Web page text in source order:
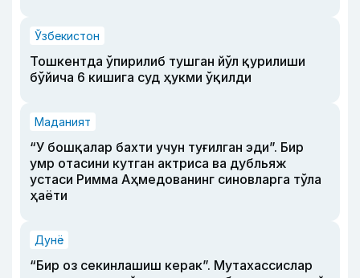
Ўзбекистон
Тошкентда ўпирилиб тушган йўл қурилиши
бўйича 6 кишига суд ҳукми ўқилди
Маданият
“У бошқалар бахти учун туғилган эди”. Бир
умр отасини кутган актриса ва дубльяж
устаси Римма Аҳмедованинг синовларга тўла
ҳаёти
Дунё
“Бир оз секинлашиш керак”. Мутахассислар